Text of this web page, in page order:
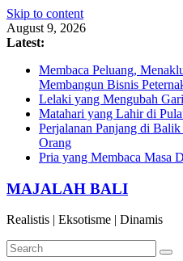
Skip to content
August 9, 2026
Latest:
Membaca Peluang,
Membangun Bisnis
Lelaki yang Mengubah
Matahari yang Lahir di
Perjalanan Panjang di
Orang
Pria yang Membaca Masa
MAJALAH BALI
Realistis | Eksotisme | Dinamis